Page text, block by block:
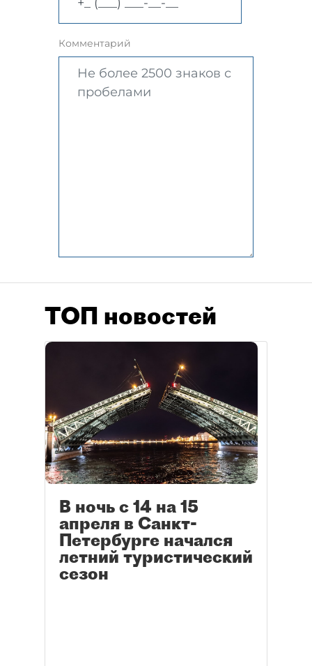
Комментарий
ТОП новостей
В ночь с 14 на 15
апреля в Санкт-
Петербурге начался
летний туристический
сезон